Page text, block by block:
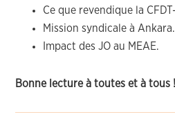
Ce que revendique la
Mission syndicale à Ankara.
Impact des JO au MEAE.
Bonne lecture à toutes et à tous !